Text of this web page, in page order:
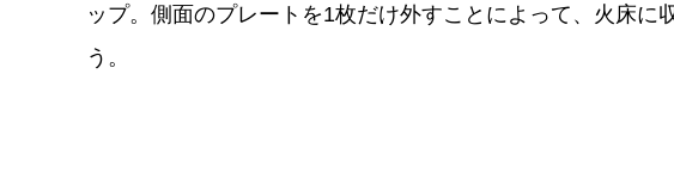
ップ。側面のプレートを1枚だけ外すことによって、火床に
う。